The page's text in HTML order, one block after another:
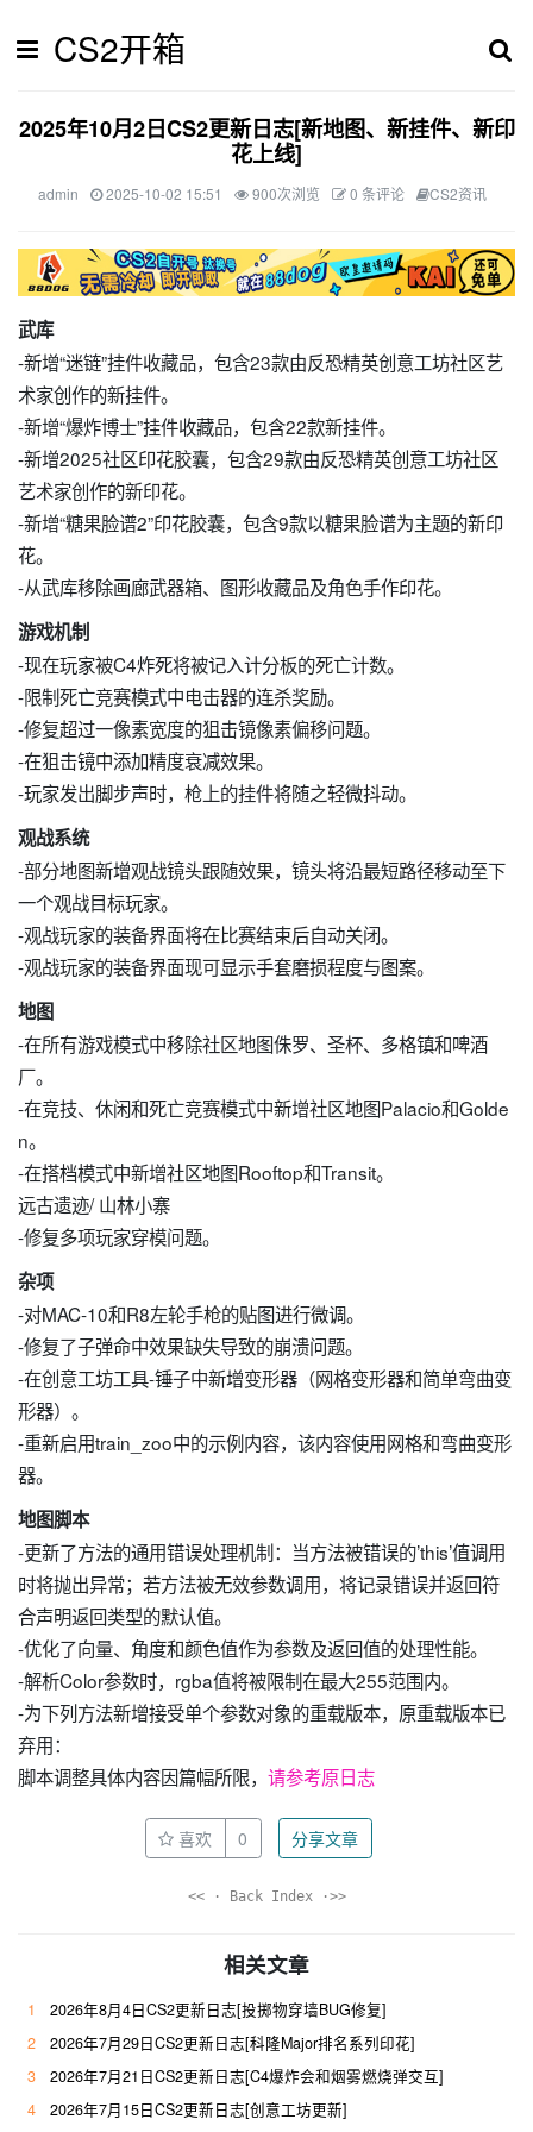
CS2开箱
2025年10月2日CS2更新日志[新地图、新挂件、新印
花上线]
admin 2025-10-02 15:51 900次浏览 0 条评论 CS2资讯
武库
-新增“迷链”挂件收藏品，包含23款由反恐精英创意工坊社区艺
术家创作的新挂件。
-新增“爆炸博士”挂件收藏品，包含22款新挂件。
-新增2025社区印花胶囊，包含29款由反恐精英创意工坊社区
艺术家创作的新印花。
-新增“糖果脸谱2”印花胶囊，包含9款以糖果脸谱为主题的新印
花。
-从武库移除画廊武器箱、图形收藏品及角色手作印花。
游戏机制
-现在玩家被C4炸死将被记入计分板的死亡计数。
-限制死亡竞赛模式中电击器的连杀奖励。
-修复超过一像素宽度的狙击镜像素偏移问题。
-在狙击镜中添加精度衰减效果。
-玩家发出脚步声时，枪上的挂件将随之轻微抖动。
观战系统
-部分地图新增观战镜头跟随效果，镜头将沿最短路径移动至下
一个观战目标玩家。
-观战玩家的装备界面将在比赛结束后自动关闭。
-观战玩家的装备界面现可显示手套磨损程度与图案。
地图
-在所有游戏模式中移除社区地图侏罗、圣杯、多格镇和啤酒
厂。
-在竞技、休闲和死亡竞赛模式中新增社区地图Palacio和Golde
n。
-在搭档模式中新增社区地图Rooftop和Transit。
远古遗迹/ 山林小寨
-修复多项玩家穿模问题。
杂项
-对MAC-10和R8左轮手枪的贴图进行微调。
-修复了子弹命中效果缺失导致的崩溃问题。
-在创意工坊工具-锤子中新增变形器（网格变形器和简单弯曲变
形器）。
-重新启用train_zoo中的示例内容，该内容使用网格和弯曲变形
器。
地图脚本
-更新了方法的通用错误处理机制：当方法被错误的’this’值调用
时将抛出异常；若方法被无效参数调用，将记录错误并返回符
合声明返回类型的默认值。
-优化了向量、角度和颜色值作为参数及返回值的处理性能。
-解析Color参数时，rgba值将被限制在最大255范围内。
-为下列方法新增接受单个参数对象的重载版本，原重载版本已
弃用：
脚本调整具体内容因篇幅所限， 请参考原日志
喜欢 0 分享文章
<< · Back Index ·>>
相关文章
1
2026年8月4日CS2更新日志[投掷物穿墙BUG修复]
2
2026年7月29日CS2更新日志[科隆Major排名系列印花]
3
2026年7月21日CS2更新日志[C4爆炸会和烟雾燃烧弹交互]
4
2026年7月15日CS2更新日志[创意工坊更新]